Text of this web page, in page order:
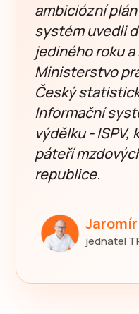
ambiciózní
systém uvedli
jediného roku
Ministerstvo
Český
Informační
výdělku -
páteří
republice.
jednatel